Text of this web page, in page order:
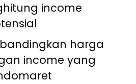
income
harga
income yang